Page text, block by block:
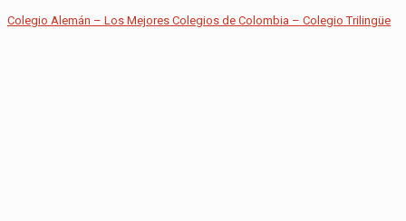
Colegio Alemán – Los Mejores Colegios de Colombia – Colegio Trilingüe